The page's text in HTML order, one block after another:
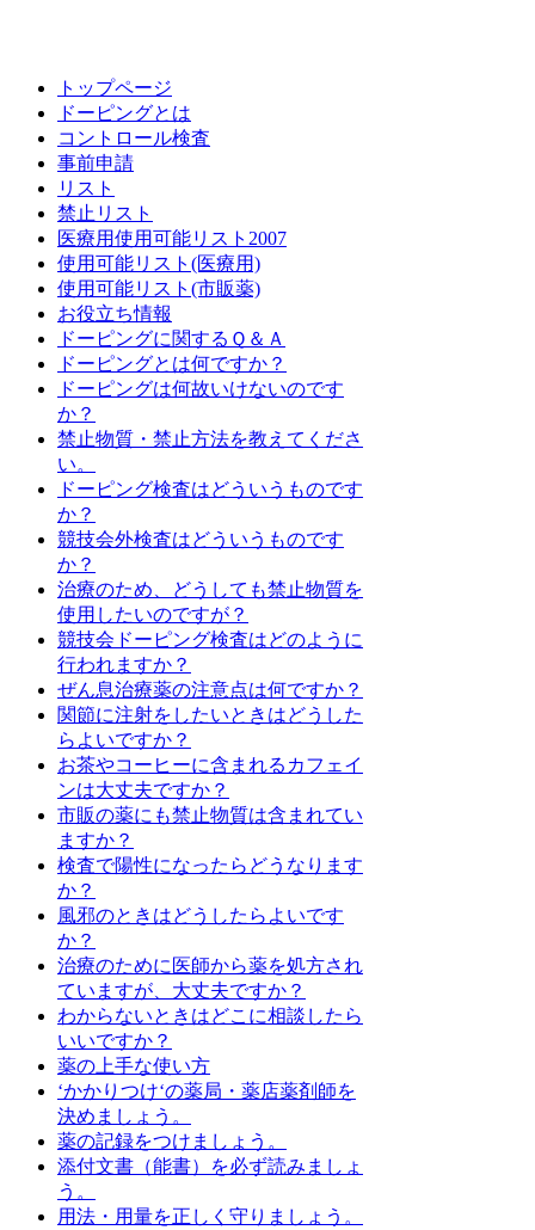
トップページ
ドーピングとは
コントロール検査
事前申請
リスト
禁止リスト
医療用使用可能リスト2007
使用可能リスト(医療用)
使用可能リスト(市販薬)
お役立ち情報
ドーピングに関するＱ＆Ａ
ドーピングとは何ですか？
ドーピングは何故いけないのです
か？
禁止物質・禁止方法を教えてくださ
い。
ドーピング検査はどういうものです
か？
競技会外検査はどういうものです
か？
治療のため、どうしても禁止物質を
使用したいのですが？
競技会ドーピング検査はどのように
行われますか？
ぜん息治療薬の注意点は何ですか？
関節に注射をしたいときはどうした
らよいですか？
お茶やコーヒーに含まれるカフェイ
ンは大丈夫ですか？
市販の薬にも禁止物質は含まれてい
ますか？
検査で陽性になったらどうなります
か？
風邪のときはどうしたらよいです
か？
治療のために医師から薬を処方され
ていますが、大丈夫ですか？
わからないときはどこに相談したら
いいですか？
薬の上手な使い方
‘かかりつけ‘の薬局・薬店薬剤師を
決めましょう。
薬の記録をつけましょう。
添付文書（能書）を必ず読みましょ
う。
用法・用量を正しく守りましょう。